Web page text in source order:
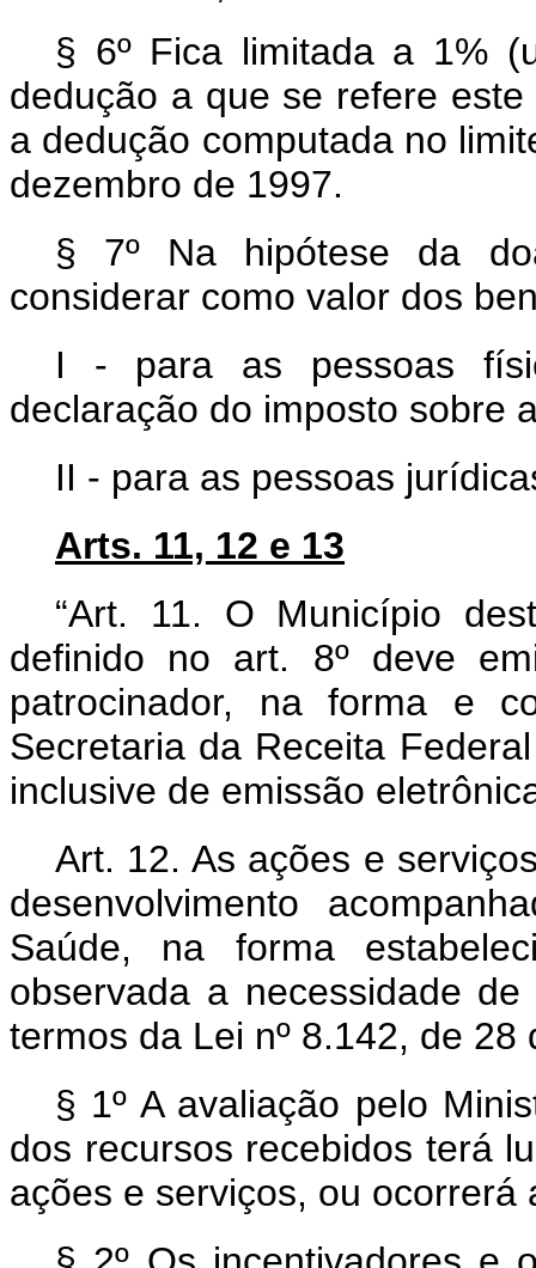
§ 6º Fica limitada a 1%
dedução a que se refere
a dedução computada no
dezembro de 1997.
§ 7º Na hipótese da
considerar como valor dos
I - para as pessoas
declaração do imposto sobre
II - para as pessoas
Arts. 11, 12 e 13
“Art. 11. O Município
definido no art. 8º deve
patrocinador, na forma e
Secretaria da Receita
inclusive de emissão
Art. 12. As ações e
desenvolvimento
Saúde, na forma
observada a necessidade
termos da Lei nº 8.142, de
§ 1º A avaliação pelo
dos recursos recebidos terá
ações e serviços, ou